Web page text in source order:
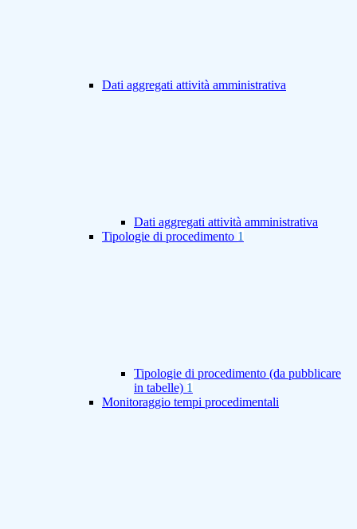
Dati aggregati attività amministrativa
Dati aggregati attività amministrativa
Tipologie di procedimento 1
Tipologie di procedimento (da pubblicare
in tabelle) 1
Monitoraggio tempi procedimentali